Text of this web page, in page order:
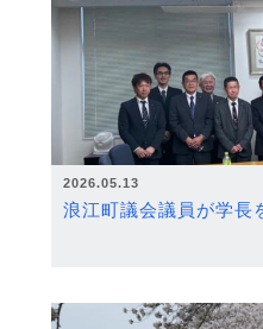
2026.05.13
浪江町議会議員が学長